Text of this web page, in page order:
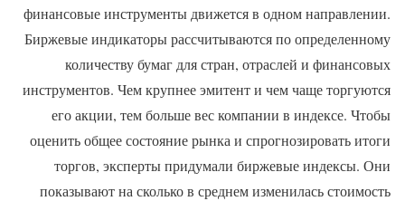
финансовые инструменты движется в одном направлении.
Биржевые индикаторы рассчитываются по определенному
количеству бумаг для стран, отраслей и финансовых
инструментов. Чем крупнее эмитент и чем чаще торгуются
его акции, тем больше вес компании в индексе. Чтобы
оценить общее состояние рынка и спрогнозировать итоги
торгов, эксперты придумали биржевые индексы. Они
показывают на сколько в среднем изменилась стоимость